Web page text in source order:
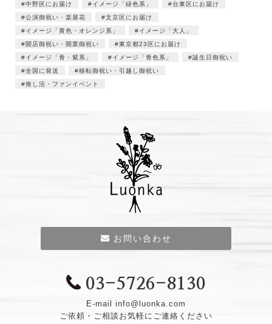
中野区にお届け
イメージ「緑色系」
台東区にお届け
公演御祝い・楽屋花
文京区にお届け
イメージ「黄色・オレンジ系」
イメージ「大人」
開店御祝い・開業御祝い
東京都23区にお届け
イメージ「青・紫系」
イメージ「青色系」
誕生日御祝い
全国に発送
移転御祝い・引越し御祝い
推し活・ファンイベント
お問い合わせ
03-5726-8130
E-mail info@luonka.com
ご依頼・ご相談お気軽にご連絡ください